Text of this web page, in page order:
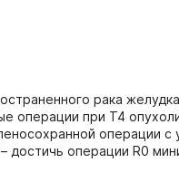
рака
при Т4
операции с
достичь операции R0